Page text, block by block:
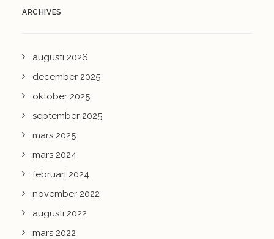
ARCHIVES
augusti 2026
december 2025
oktober 2025
september 2025
mars 2025
mars 2024
februari 2024
november 2022
augusti 2022
mars 2022